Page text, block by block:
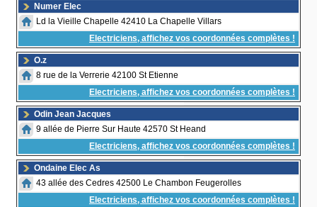
Numer Elec
Ld la Vieille Chapelle 42410 La Chapelle Villars
Electriciens, affichez vos coordonnées complètes !
O.z
8 rue de la Verrerie 42100 St Etienne
Electriciens, affichez vos coordonnées complètes !
Odin Jean Jacques
9 allée de Pierre Sur Haute 42570 St Heand
Electriciens, affichez vos coordonnées complètes !
Ondaine Elec As
43 allée des Cedres 42500 Le Chambon Feugerolles
Electriciens, affichez vos coordonnées complètes !